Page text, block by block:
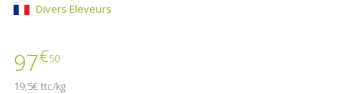
Divers Eleveurs
97€50
19,5€ ttc/kg